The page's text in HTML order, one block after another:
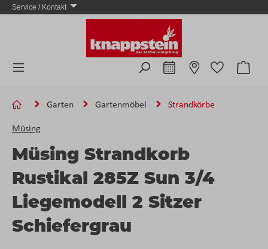
Zum Hauptinhalt springen
Service / Kontakt
Garten Gartenmöbel Strandkörbe
Müsing
Müsing Strandkorb
Rustikal 285Z Sun 3/4
Liegemodell 2 Sitzer
Schiefergrau